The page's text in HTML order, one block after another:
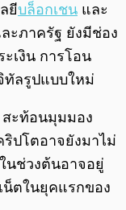
ยีบล็อกเชน และ
ะภาครัฐ ยังมีช่อง
เงิน การโอน
ทัลรูปแบบใหม่
สะท้อนมุมมอง
ปโตอาจยังมาไม่
นช่วงต้นอาจอยู่
น็ตในยุคแรกของ